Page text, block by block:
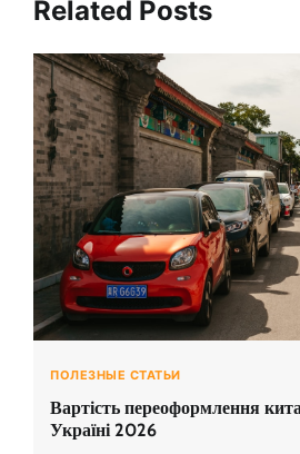
Related Posts
ПОЛЕЗНЫЕ СТАТЬИ
Вартість переоформлення
Україні 2026